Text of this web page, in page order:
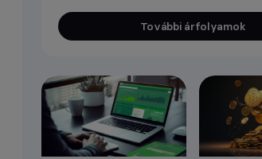
További árfolyamok